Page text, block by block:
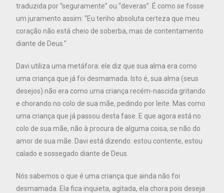
traduzida por “seguramente” ou “deveras”. É como se fosse
um juramento assim: “Eu tenho absoluta certeza que meu
coração não está cheio de soberba, mas de contentamento
diante de Deus.”
Davi utiliza uma metáfora: ele diz que sua alma era como
uma criança que já foi desmamada. Isto é, sua alma (seus
desejos) não era como uma criança recém-nascida gritando
e chorando no colo de sua mãe, pedindo por leite. Mas como
uma criança que já passou desta fase. E que agora está no
colo de sua mãe, não à procura de alguma coisa, se não do
amor de sua mãe. Davi está dizendo: estou contente, estou
calado e sossegado diante de Deus.
Nós sabemos o que é uma criança que ainda não foi
desmamada. Ela fica inquieta, agitada, ela chora pois deseja